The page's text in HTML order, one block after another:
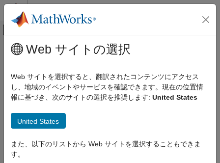
コンテンツへスキップ
オフキャンバス ナビゲーション メ
ドキュメンテーションのホーム
言語の基礎
データ型
数値型
日付と時刻
categorical 配列
メインコンテンツ
timetable
表形式のタイムスタンプが付けられたデータ
timetable
は table 型の一種で、各行に時刻が関連付けられま
列方向のデータ変数を格納できます。table 関数はいずれも
timetable を扱います。また、timetable には、1 つ以上の
化した関数が用意されています。詳細については、timetable の
作成
Web サイトの選択
Web サイトを選択すると、翻訳されたコンテンツにアクセス
し、地域のイベントやサービスを確認できます。現在の位置情
報に基づき、次のサイトの選択を推奨します: United States
United States
また、以下のリストから Web サイトを選択することもできま
す。